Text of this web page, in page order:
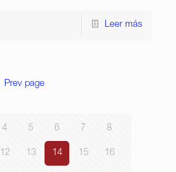
Leer más
Prev page
4 5 6 7 8
12 13 14 15 16